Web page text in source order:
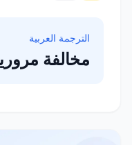
الترجمة العربية
مخالفة